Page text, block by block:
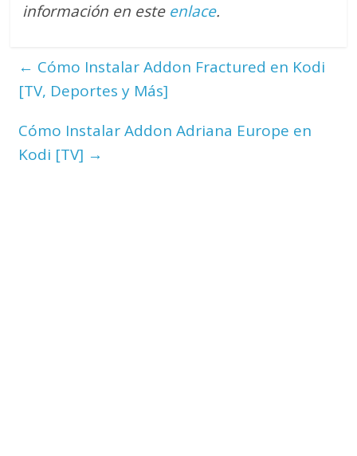
información en este enlace.
← Cómo Instalar Addon Fractured en Kodi
[TV, Deportes y Más]
Cómo Instalar Addon Adriana Europe en
Kodi [TV] →